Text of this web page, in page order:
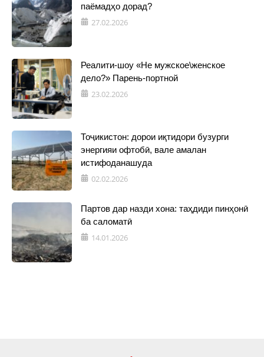
паёмадҳо дорад?
27.02.2026
Реалити-шоу «Не мужское\женское
дело?» Парень-портной
23.02.2026
Тоҷикистон: дорои иқтидори бузурги
энергияи офтобӣ, вале амалан
истифоданашуда
02.02.2026
Партов дар назди хона: таҳдиди пинҳонӣ
ба саломатӣ
14.01.2026